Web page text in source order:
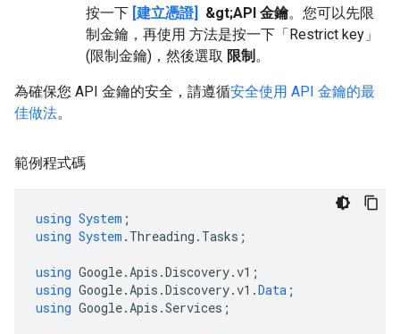
按一下 [建立憑證] &gt;API 金鑰。您可以先限
制金鑰，再使用 方法是按一下「Restrict key」
(限制金鑰) ，然後選取 限制 。
為確保您 API 金鑰的安全，請遵循安全使用 API 金鑰的最
佳做法。
範例程式碼
using System ;
using System . Threading . Tasks ;
using Google.Apis .Discovery.v1 ;
using Google.Apis .Discovery.v1 .Data ;
using Google.Apis .Services ;